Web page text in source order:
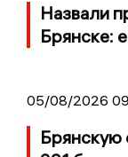
Назвали
Брянске:
05/08/2026
Брянскую